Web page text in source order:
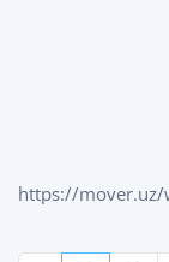
https://mover.uz/